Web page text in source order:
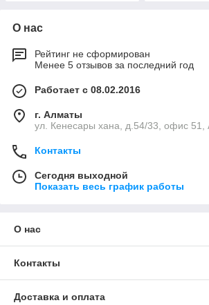
О нас
Рейтинг не сформирован
Менее 5 отзывов за последний год
Работает с 08.02.2016
г. Алматы
ул. Кенесары хана, д.54/33, офис 51,
Контакты
Сегодня выходной
Показать весь график работы
О нас
Контакты
Доставка и оплата